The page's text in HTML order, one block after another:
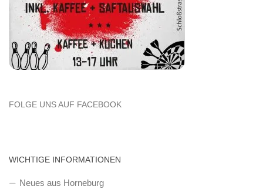
FOLGE UNS AUF FACEBOOK
WICHTIGE INFORMATIONEN
Neues aus Horneburg